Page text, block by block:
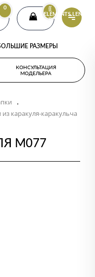
0
{{
ELEMENTS.LENGTH
}}
РАЗМЕРЫ
КОНСУЛЬТАЦИЯ
МОДЕЛЬЕРА
.
каракуля-каракульча
M077